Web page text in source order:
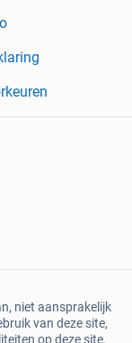
niet aansprakelijk
van deze site,
op deze site.